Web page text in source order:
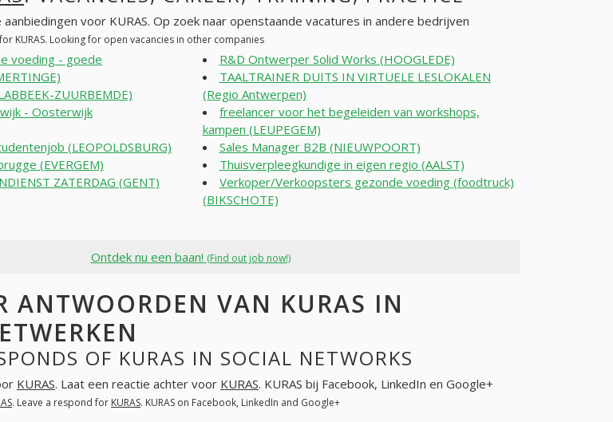
voor KURAS. Op zoek naar openstaande vacatures in andere bedrijven
KURAS. Looking for open vacancies in other companies
voeding - goede
ZUURBEMDE)
- Oosterwijk
(LEOPOLDSBURG)
(EVERGEM)
ZATERDAG (GENT)
R&D Ontwerper Solid Works (HOOGLEDE)
TAALTRAINER DUITS IN VIRTUELE LESLOKALEN
(Regio Antwerpen)
freelancer voor het begeleiden van workshops,
kampen (LEUPEGEM)
Sales Manager B2B (NIEUWPOORT)
Thuisverpleegkundige in eigen regio (AALST)
Verkoper/Verkoopsters gezonde voeding (foodtruck)
(BIKSCHOTE)
Ontdek nu een baan! (Find out job now!)
ANTWOORDEN VAN KURAS IN
OF KURAS IN SOCIAL NETWORKS
KURAS. Laat een reactie achter voor KURAS. KURAS bij Facebook, LinkedIn en Google+
. Leave a respond for KURAS. KURAS on Facebook, LinkedIn and Google+